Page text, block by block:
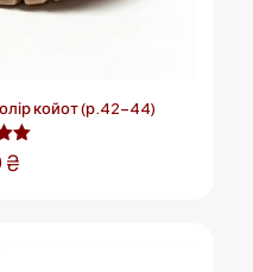
койот (р.42-44)
в
₴